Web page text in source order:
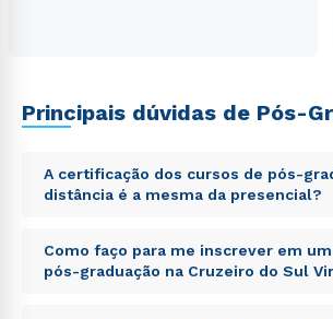
Principais dúvidas de Pós-
A certificação dos cursos de pós-
distância é a mesma da presencial?
Sed ut perspiciatis unde omnis iste
voluptatem accusantium doloremque
totam rem aperiam, eaque ipsa quae
Como faço para me inscrever em
pós-graduação na Cruzeiro do Sul